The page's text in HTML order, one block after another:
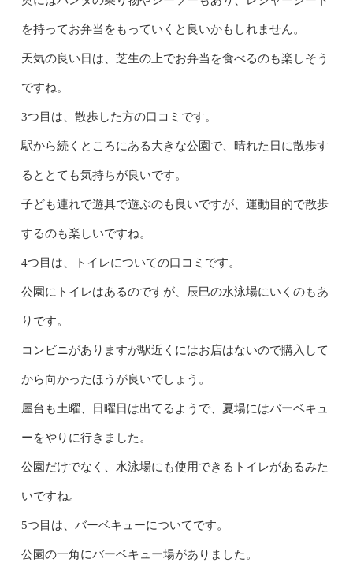
を持ってお弁当をもっていくと良いかもしれません。
天気の良い日は、芝生の上でお弁当を食べるのも楽しそう
ですね。
3つ目は、散歩した方の口コミです。
駅から続くところにある大きな公園で、晴れた日に散歩す
るととても気持ちが良いです。
子ども連れで遊具で遊ぶのも良いですが、運動目的で散歩
するのも楽しいですね。
4つ目は、トイレについての口コミです。
公園にトイレはあるのですが、辰巳の水泳場にいくのもあ
りです。
コンビニがありますが駅近くにはお店はないので購入して
から向かったほうが良いでしょう。
屋台も土曜、日曜日は出てるようで、夏場にはバーベキュ
ーをやりに行きました。
公園だけでなく、水泳場にも使用できるトイレがあるみた
いですね。
5つ目は、バーベキューについてです。
公園の一角にバーベキュー場がありました。